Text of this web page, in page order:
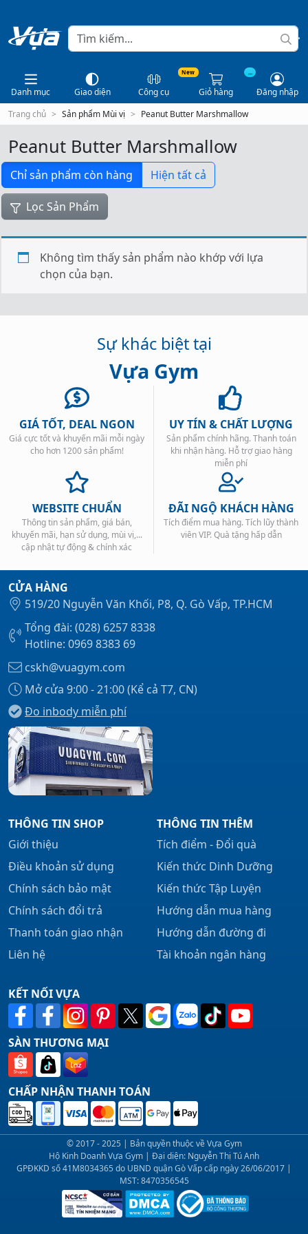
Danh mục Giao diện
New
Công cụ
...
Giỏ hàng
Đăng nhập
Trang chủ
Sản phẩm Mùi vị Peanut Butter Marshmallow
Peanut Butter Marshmallow
Chỉ sản phẩm còn hàng Hiện tất cả
Lọc Sản Phẩm
Không tìm thấy sản phẩm nào khớp với lựa
chọn của bạn.
Sự khác biệt tại
Vựa Gym
GIÁ TỐT, DEAL NGON
Giá cực tốt và khuyến mãi mỗi ngày
cho hơn 1200 sản phẩm!
UY TÍN & CHẤT LƯỢNG
Sản phẩm chính hãng. Thanh toán
khi nhận hàng. Hỗ trợ giao hàng
miễn phí
WEBSITE CHUẨN
Thông tin sản phẩm, giá bán,
khuyến mãi, hạn sử dụng, mùi vị,...
cập nhật tự động & chính xác
ĐÃI NGỘ KHÁCH HÀNG
Tích điểm mua hàng. Tích lũy thành
viên VIP. Quà tặng hấp dẫn
CỬA HÀNG
519/20 Nguyễn Văn Khối, P8, Q. Gò Vấp, TP.HCM
Tổng đài: (028) 6257 8338
Hotline: 0969 8383 69
cskh@vuagym.com
Mở cửa 9:00 - 21:00 (Kể cả T7, CN)
Đo inbody miễn phí
THÔNG TIN SHOP
Giới thiệu
Điều khoản sử dụng
Chính sách bảo mật
Chính sách đổi trả
Thanh toán giao nhận
Liên hệ
THÔNG TIN THÊM
Tích điểm - Đổi quà
Kiến thức Dinh Dưỡng
Kiến thức Tập Luyện
Hướng dẫn mua hàng
Hướng dẫn đường đi
Tài khoản ngân hàng
KẾT NỐI VỰA
SÀN THƯƠNG MẠI
CHẤP NHẬN THANH TOÁN
© 2017 - 2025 | Bản quyền thuộc về Vựa Gym
Hộ Kinh Doanh Vựa Gym | Đại diện: Nguyễn Thị Tú Anh
GPĐKKD số 41M8034365 do UBND quận Gò Vấp cấp ngày 26/06/2017 |
MST: 8470356545